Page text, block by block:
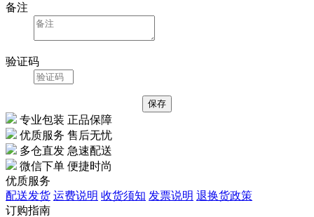
备注
验证码
专业包装 正品保障
优质服务 售后无忧
多仓直发 急速配送
微信下单 便捷时尚
优质服务
配送发货 运费说明 收货须知 发票说明 退换货政策
订购指南